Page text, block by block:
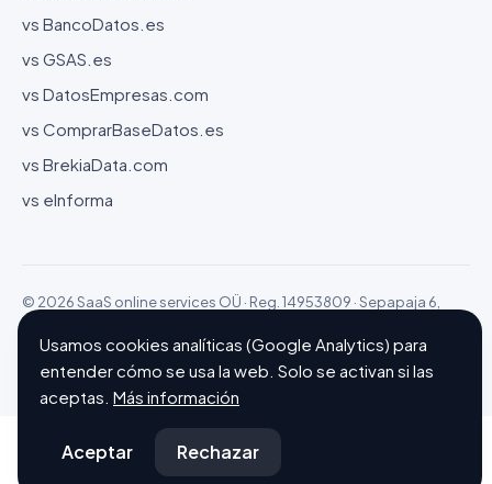
vs BancoDatos.es
vs GSAS.es
vs DatosEmpresas.com
vs ComprarBaseDatos.es
vs BrekiaData.com
vs eInforma
© 2026 SaaS online services OÜ · Reg. 14953809 · Sepapaja 6,
15551 Tallinn (Estonia)
Configurar cookiesHecho con ❤ en Barcelona
Usamos cookies analíticas (Google Analytics) para
entender cómo se usa la web. Solo se activan si las
aceptas. Más información
Aceptar Rechazar